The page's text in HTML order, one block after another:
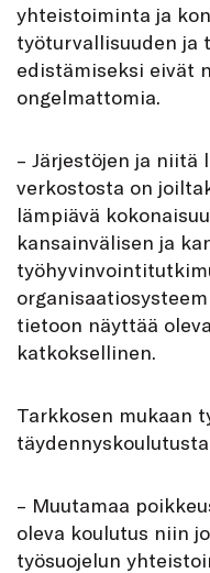
yhteistoiminta ja
työturvallisuuden ja
edistämiseksi eivät
ongelmattomia.
– Järjestöjen ja niitä
verkostosta on
lämpiävä
kansainvälisen ja
tietoon näyttää
katkoksellinen.
Tarkkosen mukaan
– Muutamaa
oleva koulutus niin
työsuojelun